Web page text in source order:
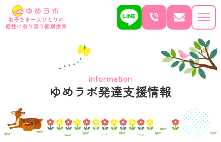
information
ゆめラボ発達支援情報